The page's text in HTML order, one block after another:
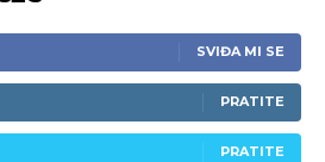
SVIĐA MI SE
PRATITE
PRATITE